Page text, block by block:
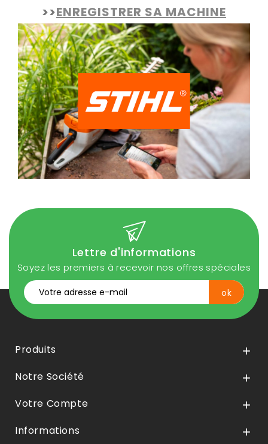
>>ENREGISTRER SA MACHINE
Lettre d'informations
Soyez les premiers à recevoir nos offres spéciales
Produits 
Notre Société 
Votre Compte 
Informations 